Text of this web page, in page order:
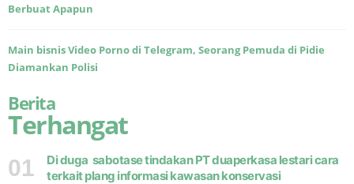
Berbuat Apapun
Main bisnis Video Porno di Telegram, Seorang Pemuda di Pidie
Diamankan Polisi
Berita
Terhangat
01
Di duga sabotase tindakan PT duaperkasa lestari cara
terkait plang informasi kawasan konservasi